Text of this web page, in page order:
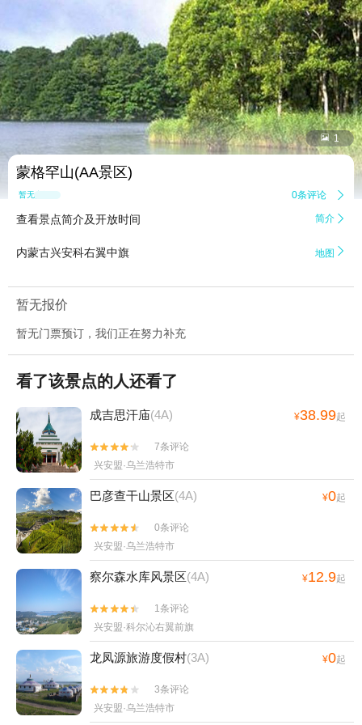
 1
蒙格罕山(AA景区)
暂无点评 0条评论 
查看景点简介及开放时间 简介 
内蒙古兴安科右翼中旗 地图 
暂无报价
暂无门票预订，我们正在努力补充
看了该景点的人还看了
成吉思汗庙(4A) ¥38.99起


7条评论
兴安盟·乌兰浩特市
巴彦查干山景区(4A) ¥0起


0条评论
兴安盟·乌兰浩特市
察尔森水库风景区(4A) ¥12.9起


1条评论
兴安盟·科尔沁右翼前旗
龙凤源旅游度假村(3A) ¥0起


3条评论
兴安盟·乌兰浩特市